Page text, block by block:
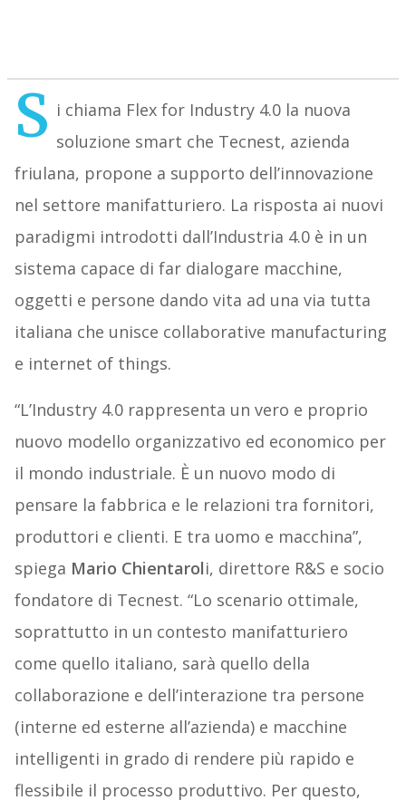
S i chiama Flex for Industry 4.0 la nuova
soluzione smart che Tecnest, azienda
friulana, propone a supporto dell’innovazione
nel settore manifatturiero. La risposta ai nuovi
paradigmi introdotti dall’Industria 4.0 è in un
sistema capace di far dialogare macchine,
oggetti e persone dando vita ad una via tutta
italiana che unisce collaborative manufacturing
e internet of things.
“L’Industry 4.0 rappresenta un vero e proprio
nuovo modello organizzativo ed economico per
il mondo industriale. È un nuovo modo di
pensare la fabbrica e le relazioni tra fornitori,
produttori e clienti. E tra uomo e macchina”,
spiega Mario Chientaroli, direttore R&S e socio
fondatore di Tecnest. “Lo scenario ottimale,
soprattutto in un contesto manifatturiero
come quello italiano, sarà quello della
collaborazione e dell’interazione tra persone
(interne ed esterne all’azienda) e macchine
intelligenti in grado di rendere più rapido e
flessibile il processo produttivo. Per questo,